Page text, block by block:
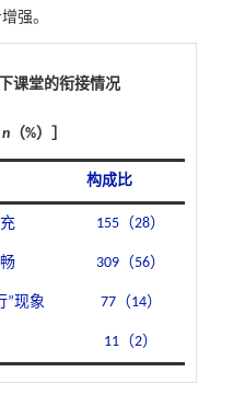
强。
课堂的衔接情况
n（%）］
构成比
155（28）
309（56）
”现象 77（14）
11（2）